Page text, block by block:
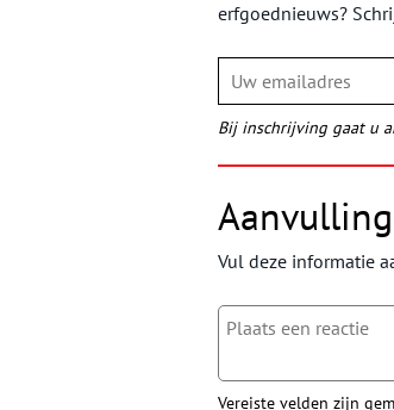
erfgoednieuws?
Bij inschrijving gaat u
Vul deze informatie
Vereiste velden zijn